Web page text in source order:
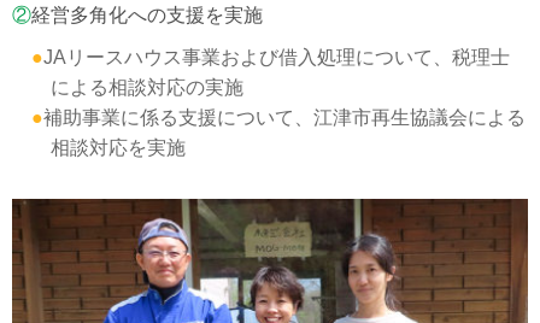
②経営多角化への支援を実施
●JAリースハウス事業および借入処理について、税理士
による相談対応の実施
●補助事業に係る支援について、江津市再生協議会による
相談対応を実施